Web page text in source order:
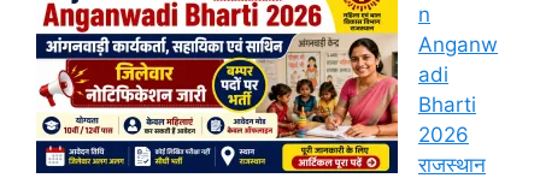
n
Anganw
adi
Bharti
2026
राजस्थान